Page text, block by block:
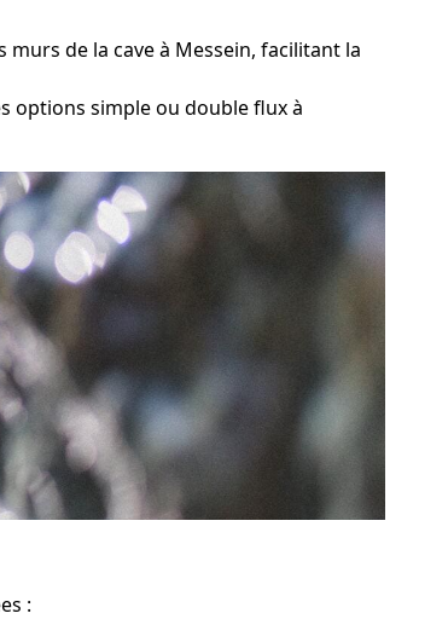
de la cave à Messein, facilitant la
options simple ou double flux à
: